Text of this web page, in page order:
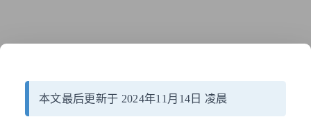
本文最后更新于 2024年11月14日 凌晨